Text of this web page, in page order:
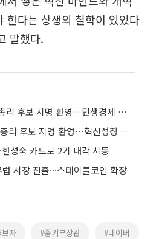
한다는 상생의 철학이 있었다
말했다.
소상공인업계 “한성숙 총리 후보 지명 환영…민생경제 적임자”
중기·벤처업계 “한성숙 총리 후보 지명 환영…혁신성장 적임자”
성숙 카드로 2기 내각 시동
시장 진출∙∙∙스테이블코인 확장
자 #중기부장관 #네이버